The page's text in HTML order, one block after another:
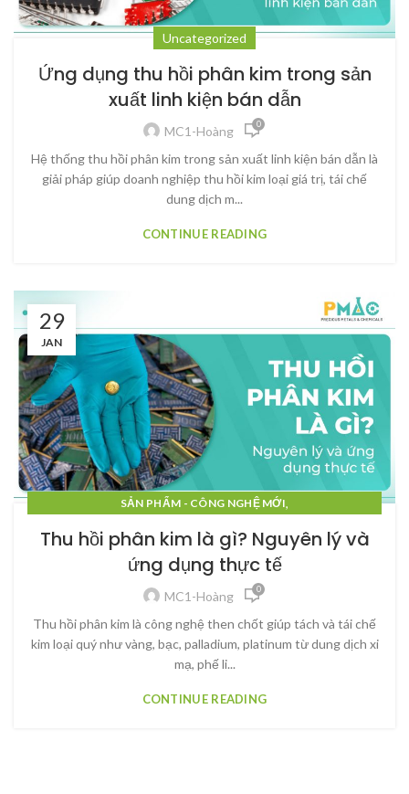
Uncategorized
Ứng dụng thu hồi phân kim trong sản
xuất linh kiện bán dẫn
MC1-Hoàng 0
Hệ thống thu hồi phân kim trong sản xuất linh kiện bán dẫn là
giải pháp giúp doanh nghiệp thu hồi kim loại giá trị, tái chế
dung dịch m...
CONTINUE READING
29
JAN
SẢN PHẨM - CÔNG NGHỆ MỚI,
SẢN PHẨM - CÔNG NGHỆ MỚI
Thu hồi phân kim là gì? Nguyên lý và
ứng dụng thực tế
MC1-Hoàng 0
Thu hồi phân kim là công nghệ then chốt giúp tách và tái chế
kim loại quý như vàng, bạc, palladium, platinum từ dung dịch xi
mạ, phế li...
CONTINUE READING